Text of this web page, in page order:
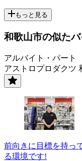
もっと見る
和歌山市の似たバ
アルバイト・パート
アストロプロダクツ
前向きに目標を持っ
る環境です!